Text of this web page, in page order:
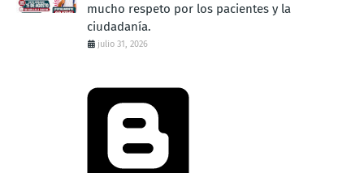
mucho respeto por los pacientes y la
ciudadanía.
julio 31, 2026